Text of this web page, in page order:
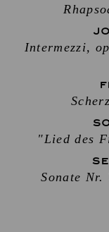
Intermezzi,
"Lied des
Sonate